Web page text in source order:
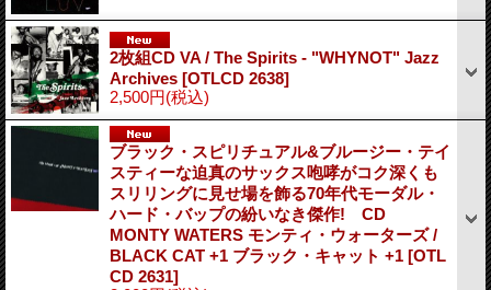
2枚組CD VA / The Spirits - "WHYNOT" Jazz
Archives [OTLCD 2638]
2,500円(税込)
ブラック・スピリチュアル&ブルージー・テイ
スティーな迫真のサックス咆哮がコク深くも
スリリングに見せ場を飾る70年代モーダル・
ハード・バップの紛いなき傑作! CD
MONTY WATERS モンティ・ウォーターズ /
BLACK CAT +1 ブラック・キャット +1 [OTL
CD 2631]